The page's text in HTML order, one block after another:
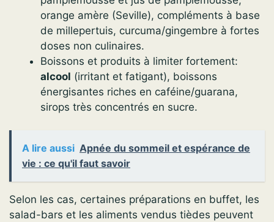
orange amère (Seville), compléments à base
de millepertuis, curcuma/gingembre à fortes
doses non culinaires.
Boissons et produits à limiter fortement:
alcool (irritant et fatigant), boissons
énergisantes riches en caféine/guarana,
sirops très concentrés en sucre.
A lire aussi Apnée du sommeil et espérance de
vie : ce qu'il faut savoir
Selon les cas, certaines préparations en buffet, les
salad-bars et les aliments vendus tièdes peuvent